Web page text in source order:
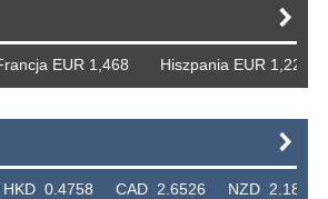
EUR 1,468 Hiszpania EUR
0.4758 CAD 2.6526 NZD